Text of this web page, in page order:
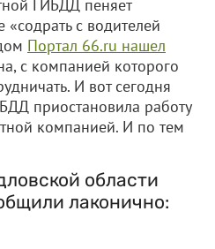
ГИБДД пеняет
с водителей
Портал 66.ru нашел
с компанией которого
И вот сегодня
приостановила работу
компанией. И по тем
области
лаконично: